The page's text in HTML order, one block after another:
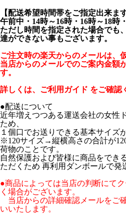
【配送希望時間帯をご指定出来ます
午前中・14時～16時・16時～18時
ただし時間を指定された場合でも
達ができない事もございます。
ご注文時の楽天からのメールは、
当店からのメールでのご案内金額
す。
詳しくは、 ご利用ガイド をご確認
●配送について
近年増えつつある運送会社の女性
ため、
１個口でお送りできる基本サイズ
※120サイズ→縦横高さの合計が
荷物のことです。
自然保護および皆様に商品をでき
ただくため 再利用ダンボールで発
●商品によっては当店の判断にて
く場合がございます。
当店からの詳細確認メールをご
いいたします。